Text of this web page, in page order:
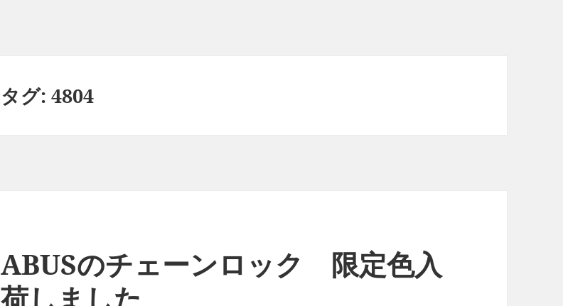
タグ:4804
ABUSのチェーンロック 限定色入
荷しました